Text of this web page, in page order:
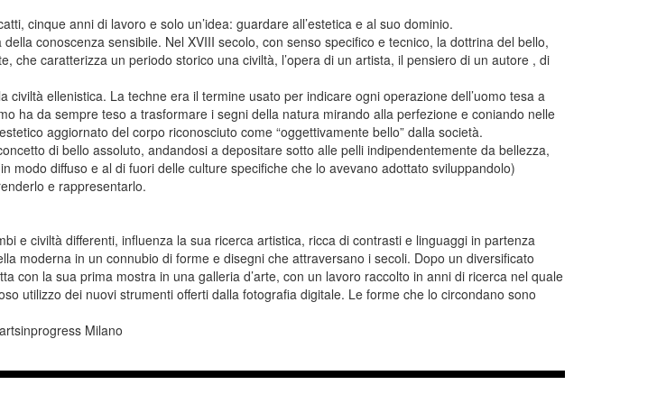
cinque anni di lavoro e solo un’idea: guardare all’estetica e al suo dominio.
conoscenza sensibile. Nel XVIII secolo, con senso specifico e tecnico, la dottrina del bello,
che caratterizza un periodo storico una civiltà, l’opera di un artista, il pensiero di un autore , di
ellenistica. La techne era il termine usato per indicare ogni operazione dell’uomo tesa a
ha da sempre teso a trasformare i segni della natura mirando alla perfezione e coniando nelle
aggiornato del corpo riconosciuto come “oggettivamente bello” dalla società.
di bello assoluto, andandosi a depositare sotto alle pelli indipendentemente da bellezza,
diffuso e al di fuori delle culture specifiche che lo avevano adottato sviluppandolo)
e rappresentarlo.
e civiltà differenti, influenza la sua ricerca artistica, ricca di contrasti e linguaggi in partenza
moderna in un connubio di forme e disegni che attraversano i secoli. Dopo un diversificato
con la sua prima mostra in una galleria d’arte, con un lavoro raccolto in anni di ricerca nel quale
utilizzo dei nuovi strumenti offerti dalla fotografia digitale. Le forme che lo circondano sono
Milano